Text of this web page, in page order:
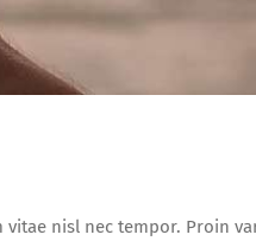
nisl nec tempor. Proin